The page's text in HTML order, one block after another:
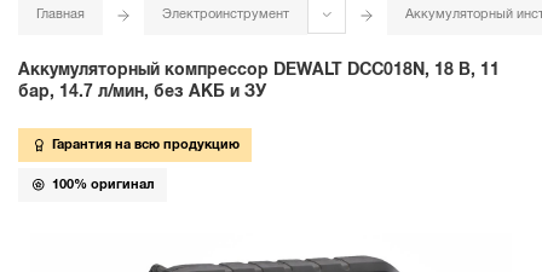
Главная Электроинструмент Аккумуляторный
Аккумуляторный компрессор DEWALT DCC018N, 18 В, 11
бар, 14.7 л/мин, без АКБ и ЗУ
Гарантия на всю продукцию
100% оригинал